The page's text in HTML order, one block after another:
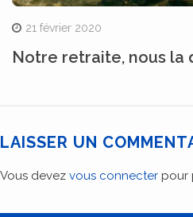
21 février 2020
Notre retraite, nous la
LAISSER UN
Vous devez vous connecter pour